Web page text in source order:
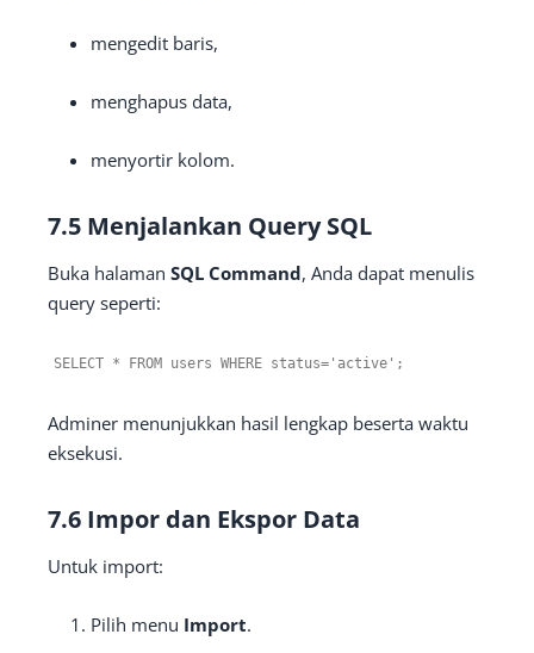
mengedit baris,
menghapus data,
menyortir kolom.
7.5 Menjalankan Query SQL
Buka halaman SQL Command, Anda dapat menulis
query seperti:
SELECT * FROM users WHERE status= 'active' ;
Adminer menunjukkan hasil lengkap beserta waktu
eksekusi.
7.6 Impor dan Ekspor Data
Untuk import:
Pilih menu Import.